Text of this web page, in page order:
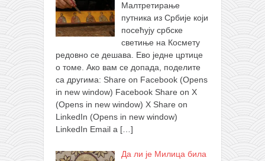
Малтретирање
путника из Србије који
посећују србске
светиње на Космету
редовно се дешава. Ево једне цртице
о томе. Ако вам се допада, поделите
са другима: Share on Facebook (Opens
in new window) Facebook Share on X
(Opens in new window) X Share on
LinkedIn (Opens in new window)
LinkedIn Email a […]
Да ли је Милица била